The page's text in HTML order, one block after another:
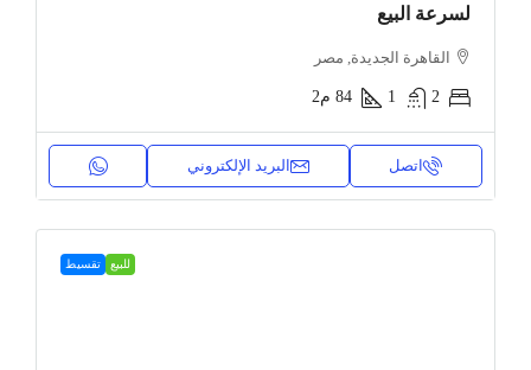
لسرعة البيع
القاهرة الجديدة, مصر
2
1
84 م2
اتصل البريد الإلكتروني
للبيع تقسيط